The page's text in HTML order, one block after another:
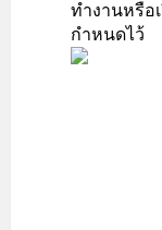
ทำงานหรือ
กำหนดไว้